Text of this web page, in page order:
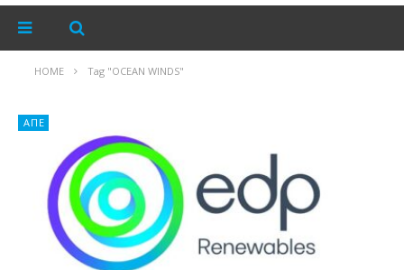
HOME Tag "OCEAN WINDS"
ΑΠΕ